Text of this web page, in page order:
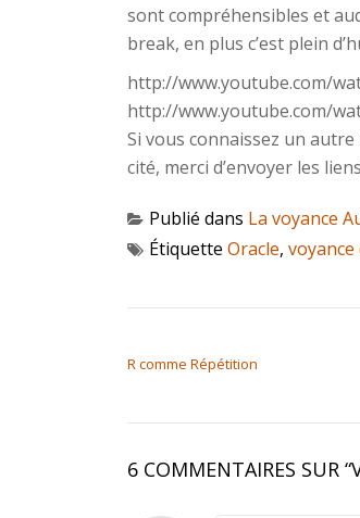
sont compréhensibles et
break, en plus c’est plein
http://www.youtube.com/
http://www.youtube.com/
Si vous connaissez un
cité, merci d’envoyer les
Publié dans La voyance
Étiquette Oracle,
R comme Répétition
6 COMMENTAIRES SUR “